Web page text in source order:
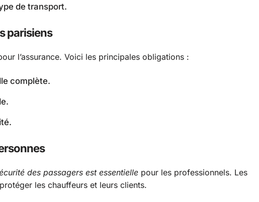
de transport.
parisiens
l’assurance. Voici les principales obligations :
complète.
des passagers est essentielle pour les professionnels. Les
les chauffeurs et leurs clients.